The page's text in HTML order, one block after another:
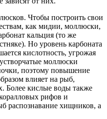
Чтобы построить свои
как мидии, моллюски,
кальция (то же
Но уровень карбоната
кислотность, угрожая
моллюски
поэтому повышение
влияет на рыб,
Более кислые воды также
рифов и
распознавание хищников, а